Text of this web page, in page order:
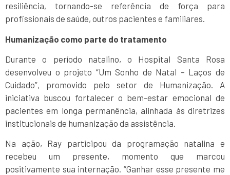
resiliência, tornando-se referência de força para
profissionais de saúde, outros pacientes e familiares.
Humanização como parte do tratamento
Durante o período natalino, o Hospital Santa Rosa
desenvolveu o projeto “Um Sonho de Natal – Laços de
Cuidado”, promovido pelo setor de Humanização. A
iniciativa buscou fortalecer o bem-estar emocional de
pacientes em longa permanência, alinhada às diretrizes
institucionais de humanização da assistência.
Na ação, Ray participou da programação natalina e
recebeu um presente, momento que marcou
positivamente sua internação. “Ganhar esse presente me